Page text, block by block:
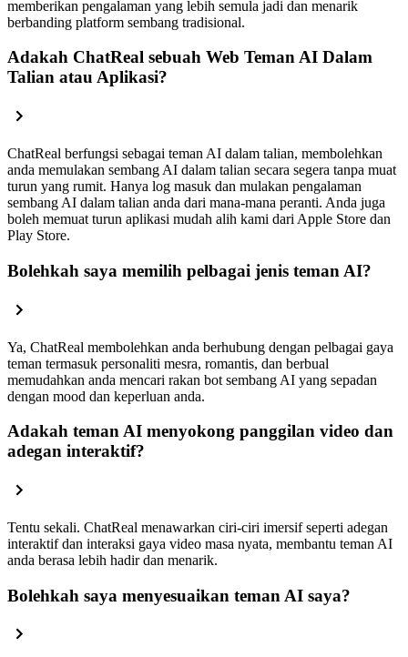
memberikan pengalaman yang lebih semula jadi dan menarik
berbanding platform sembang tradisional.
Adakah ChatReal sebuah Web Teman AI Dalam
Talian atau Aplikasi?
ChatReal berfungsi sebagai teman AI dalam talian, membolehkan
anda memulakan sembang AI dalam talian secara segera tanpa muat
turun yang rumit. Hanya log masuk dan mulakan pengalaman
sembang AI dalam talian anda dari mana-mana peranti. Anda juga
boleh memuat turun aplikasi mudah alih kami dari Apple Store dan
Play Store.
Bolehkah saya memilih pelbagai jenis teman AI?
Ya, ChatReal membolehkan anda berhubung dengan pelbagai gaya
teman termasuk personaliti mesra, romantis, dan berbual
memudahkan anda mencari rakan bot sembang AI yang sepadan
dengan mood dan keperluan anda.
Adakah teman AI menyokong panggilan video dan
adegan interaktif?
Tentu sekali. ChatReal menawarkan ciri-ciri imersif seperti adegan
interaktif dan interaksi gaya video masa nyata, membantu teman AI
anda berasa lebih hadir dan menarik.
Bolehkah saya menyesuaikan teman AI saya?